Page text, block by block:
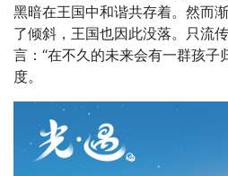
黑暗在王国中和谐共存着。然而
了倾斜，王国也因此没落。只流
言：“在不久的未来会有一群孩子
度。